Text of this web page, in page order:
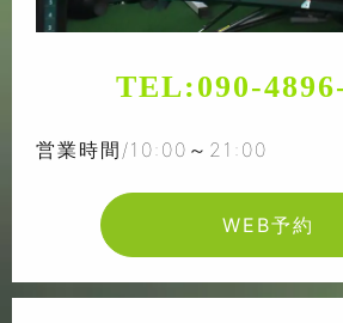
TEL:090-
営業時間/10:00～21:00
WEB予約